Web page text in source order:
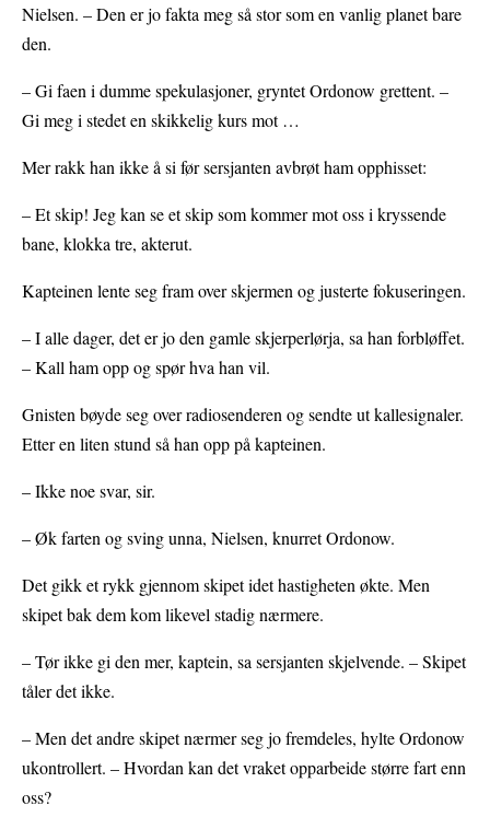
Nielsen. – Den er jo fakta meg så stor som en vanlig planet bare
den.
– Gi faen i dumme spekulasjoner, gryntet Ordonow grettent. –
Gi meg i stedet en skikkelig kurs mot …
Mer rakk han ikke å si før sersjanten avbrøt ham opphisset:
– Et skip! Jeg kan se et skip som kommer mot oss i kryssende
bane, klokka tre, akterut.
Kapteinen lente seg fram over skjermen og justerte fokuseringen.
– I alle dager, det er jo den gamle skjerperlørja, sa han forbløffet.
– Kall ham opp og spør hva han vil.
Gnisten bøyde seg over radiosenderen og sendte ut kallesignaler.
Etter en liten stund så han opp på kapteinen.
– Ikke noe svar, sir.
– Øk farten og sving unna, Nielsen, knurret Ordonow.
Det gikk et rykk gjennom skipet idet hastigheten økte. Men
skipet bak dem kom likevel stadig nærmere.
– Tør ikke gi den mer, kaptein, sa sersjanten skjelvende. – Skipet
tåler det ikke.
– Men det andre skipet nærmer seg jo fremdeles, hylte Ordonow
ukontrollert. – Hvordan kan det vraket opparbeide større fart enn
oss?